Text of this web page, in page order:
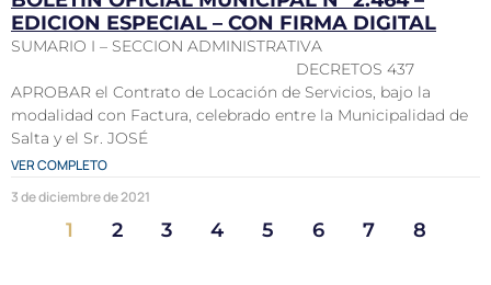
EDICION ESPECIAL – CON FIRMA DIGITAL
SUMARIO I – SECCION ADMINISTRATIVA
DECRETOS 437
APROBAR el Contrato de Locación de Servicios, bajo la
modalidad con Factura, celebrado entre la Municipalidad de
Salta y el Sr. JOSÉ
VER COMPLETO
3 de diciembre de 2021
1 2 3 4 5 6 7 8